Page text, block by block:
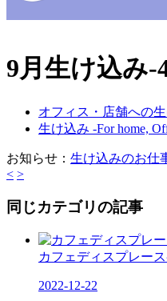
9月生け込み-
オフィス・店舗への
生け込み -For home,
お知らせ： 生け込みのお仕
< >
同じカテゴリの記事
カフェディスプレー
2022-12-22